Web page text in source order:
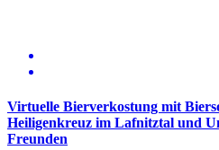
Virtuelle Bierverkostung mit
Heiligenkreuz im Lafnitztal und
Freunden